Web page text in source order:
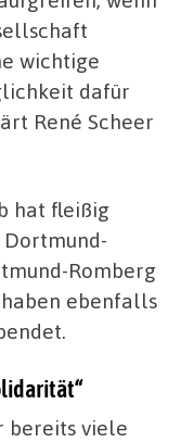
wichtige
dafür
René Scheer
hat fleißig
Romberg
ebenfalls
bereits viele